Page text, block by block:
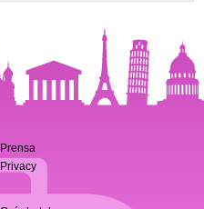
Prensa
Privacy